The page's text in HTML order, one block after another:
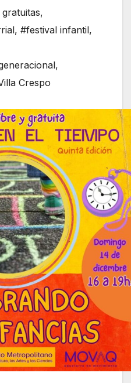
,
, #festival infantil,
,
Crespo